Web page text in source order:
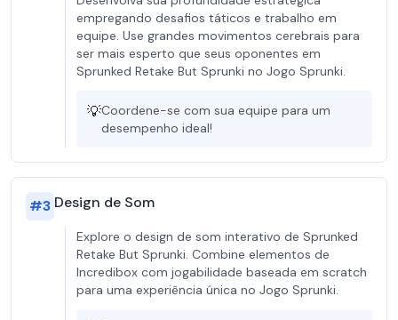
empregando desafios táticos e trabalho em
equipe. Use grandes movimentos cerebrais para
ser mais esperto que seus oponentes em
Sprunked Retake But Sprunki no Jogo Sprunki.
💡Coordene-se com sua equipe para um
desempenho ideal!
#3 Design de Som
Explore o design de som interativo de Sprunked
Retake But Sprunki. Combine elementos de
Incredibox com jogabilidade baseada em scratch
para uma experiência única no Jogo Sprunki.